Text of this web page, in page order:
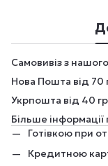
Самовивіз з
Нова Пошта від 70
Укрпошта від 40
Більше
Готівкою при
Кредитною